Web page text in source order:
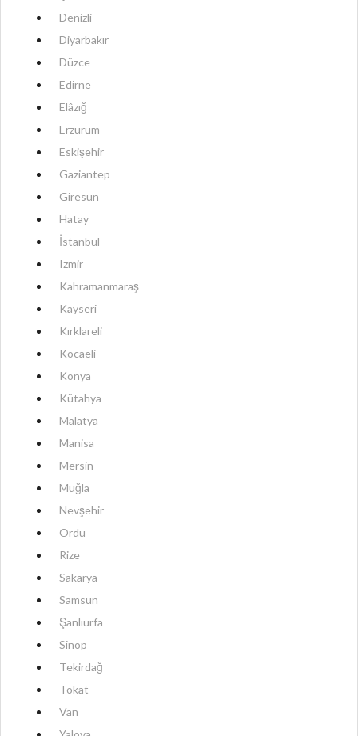
Denizli
Diyarbakır
Düzce
Edirne
Elâzığ
Erzurum
Eskişehir
Gaziantep
Giresun
Hatay
İstanbul
Izmir
Kahramanmaraş
Kayseri
Kırklareli
Kocaeli
Konya
Kütahya
Malatya
Manisa
Mersin
Muğla
Nevşehir
Ordu
Rize
Sakarya
Samsun
Şanlıurfa
Sinop
Tekirdağ
Tokat
Van